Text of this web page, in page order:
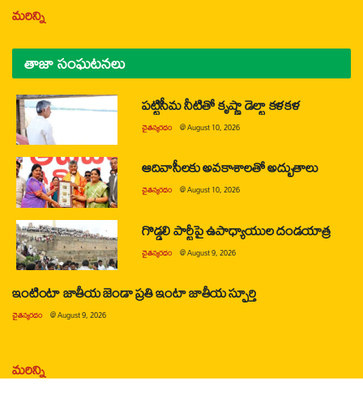
మరిన్ని
తాజా సంఘటనలు
పట్టిసీమ నీటితో కృష్ణా డెల్టా కళకళ
చైతన్యరధం @August 10, 2026
ఆదివాసీలకు అవకాశాలతో అద్భుతాలు
చైతన్యరధం @August 10, 2026
గొడ్డలి పార్టీపై ఉపాధ్యాయుల దండయాత్ర
చైతన్యరధం @August 9, 2026
ఇంటింటా జాతీయ జెండా ప్రతి ఇంటా జాతీయ స్ఫూర్తి
చైతన్యరధం @August 9, 2026
మరిన్ని